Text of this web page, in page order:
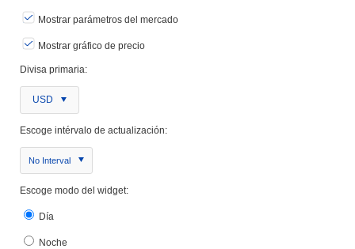
Mostrar parámetros del mercado
Mostrar gráfico de precio
Divisa primaria:
USD
Escoge intérvalo de actualización:
No Interval
Escoge modo del widget:
Día
Noche